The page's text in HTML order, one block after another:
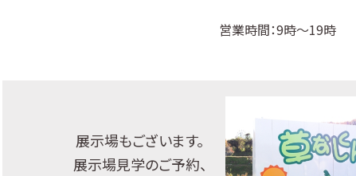
営業時間：9時～19時
展示場もございます。
展示場見学のご予約、